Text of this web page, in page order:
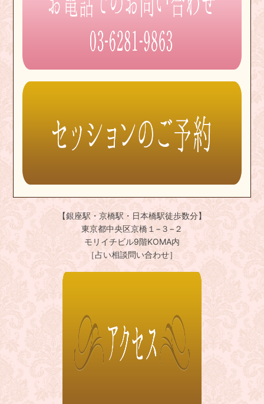
【銀座駅・京橋駅・日本橋駅徒歩数分】
東京都中央区京橋１−３−２
モリイチビル9階KOMA内
［占い相談問い合わせ］